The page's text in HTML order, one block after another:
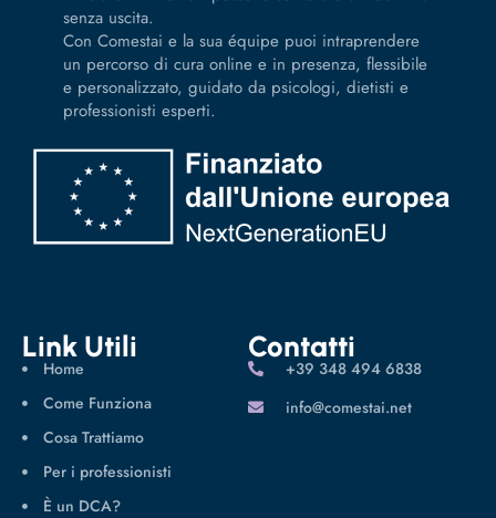
senza uscita.
Con Comestai e la sua équipe puoi intraprendere
un percorso di cura online e in presenza, flessibile
e personalizzato, guidato da psicologi, dietisti e
professionisti esperti.
Link Utili
Home
Come Funziona
Cosa Trattiamo
Per i professionisti
È un DCA?
Contatti
‪+39 348 494 6838
info@comestai.net